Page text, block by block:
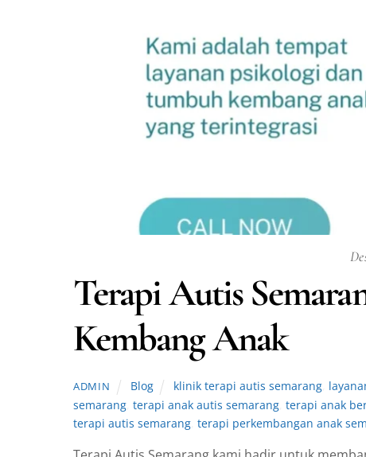
Terapi Autis
Kembang Anak
ADMIN Blog klinik terapi autis semarang
semarang terapi anak autis semarang terapi anak
terapi autis semarang terapi perkembangan anak